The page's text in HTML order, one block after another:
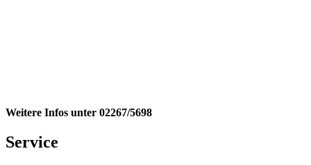
Weitere Infos unter 02267/5698
Service